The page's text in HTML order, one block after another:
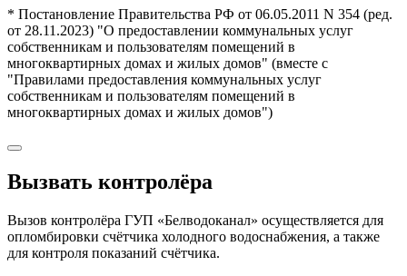
* Постановление Правительства РФ от 06.05.2011 N 354 (ред.
от 28.11.2023) "О предоставлении коммунальных услуг
собственникам и пользователям помещений в
многоквартирных домах и жилых домов" (вместе с
"Правилами предоставления коммунальных услуг
собственникам и пользователям помещений в
многоквартирных домах и жилых домов")
Вызвать контролёра
Вызов контролёра ГУП «Белводоканал» осуществляется для
опломбировки счётчика холодного водоснабжения, а также
для контроля показаний счётчика.